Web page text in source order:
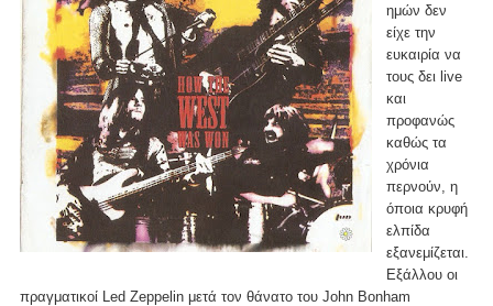
ημών δεν
είχε την
ευκαιρία να
τους δει live
και
προφανώς
καθώς τα
χρόνια
περνούν, η
όποια κρυφή
ελπίδα
εξανεμίζεται.
Εξάλλου οι
πραγματικοί Led Zeppelin μετά τον θάνατο του John Bonham